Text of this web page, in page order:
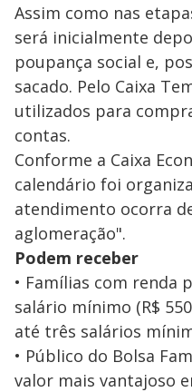
Assim como nas
será inicialmente
poupança social e,
sacado. Pelo Caixa
utilizados para
contas.
Conforme a Caixa
calendário foi
atendimento ocorra
aglomeração".
Podem receber
• Famílias com renda
salário mínimo (R$
até três salários
• Público do Bolsa
valor mais vantajoso